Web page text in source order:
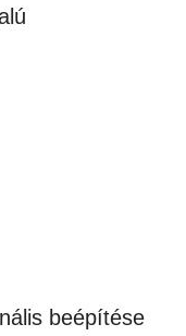
beépítése